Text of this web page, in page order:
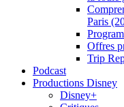
Paris
Offres
Trip
Podcast
Productions Disney
Disney+